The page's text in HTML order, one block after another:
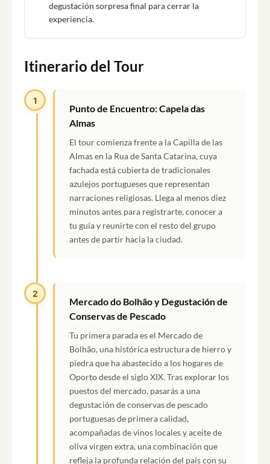
degustación sorpresa final para cerrar la
experiencia.
Itinerario del Tour
1
Punto de Encuentro: Capela das
Almas
El tour comienza frente a la Capilla de las
Almas en la Rua de Santa Catarina, cuya
fachada está cubierta de tradicionales
azulejos portugueses que representan
narraciones religiosas. Llega al menos diez
minutos antes para registrarte, conocer a
tu guía y reunirte con el resto del grupo
antes de partir hacia la ciudad.
2
Mercado do Bolhão y Degustación de
Conservas de Pescado
Tu primera parada es el Mercado de
Bolhão, una histórica estructura de hierro y
piedra que ha abastecido a los hogares de
Oporto desde el siglo XIX. Tras explorar los
puestos del mercado, pasarás a una
degustación de conservas de pescado
portuguesas de primera calidad,
acompañadas de vinos locales y aceite de
oliva virgen extra, una combinación que
refleja la profunda relación del país con su